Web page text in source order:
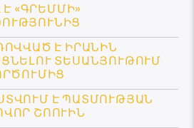
Է «ԳՐԵՄՄԻ»
Է ԻՐԱՆԻՆ
ՏԵՍԱՆՅՈՒԹՈՒՄ
Է ՊԱՏՄՈՒԹՅԱՆ
ՇՈՈՒԻՆ